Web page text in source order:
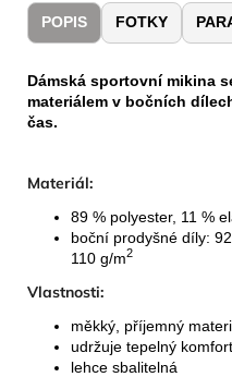
POPIS FOTKY
Dámská sportovní mikina
materiálem v bočních
čas.
Materiál:
89 % polyester, 11 %
boční prodyšné díly:
110 g/m2
Vlastnosti:
měkký, příjemný
udržuje tepelný komfort
lehce sbalitelná
MODRÁ
379